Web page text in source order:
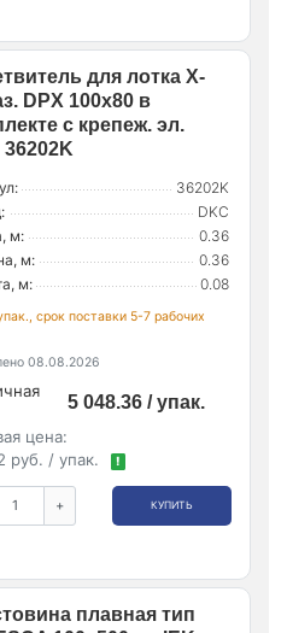
для лотка Х-
DPX 100х80 в
с крепеж. эл.
36202K
36202K
DKC
м:
0.36
м:
0.36
м:
0.08
срок поставки 5-7 рабочих
08.08.2026
5 048.36 / упак.
цена:
руб. / упак.
!
+ КУПИТЬ
плавная тип